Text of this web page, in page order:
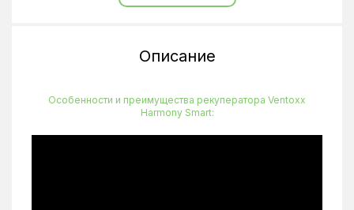
Описание
Особенности и преимущества рекуператора Ventoxx
Harmony Smart: